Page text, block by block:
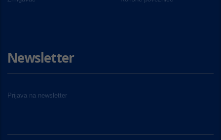
Newsletter
Prijava na newsletter